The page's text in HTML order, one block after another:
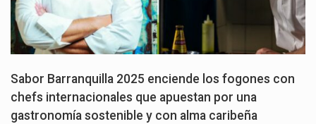
Sabor Barranquilla 2025 enciende los fogones con
chefs internacionales que apuestan por una
gastronomía sostenible y con alma caribeña